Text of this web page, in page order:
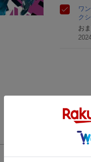
ワ
クシ
お